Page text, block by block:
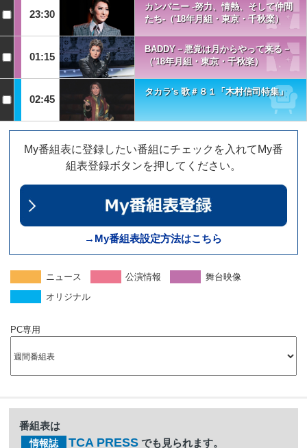
23:30
カンパニー -努力、情熱、そして仲間
たち-（'18年月組・東京・千秋楽）
01:15
BADDY－悪党は月からやって来る－
（'18年月組・東京・千秋楽）
02:45
タカラ's 歌＃８１「木村信司特集」
My番組表に登録したい番組にチェックを入れてMy番
組表登録ボタンを押してください。
→My番組表設定方法はこちら
ニュース 公演情報
舞台映像
オリジナル
PC専用
番組表は
情報誌 TCA PRESS でも見られます。